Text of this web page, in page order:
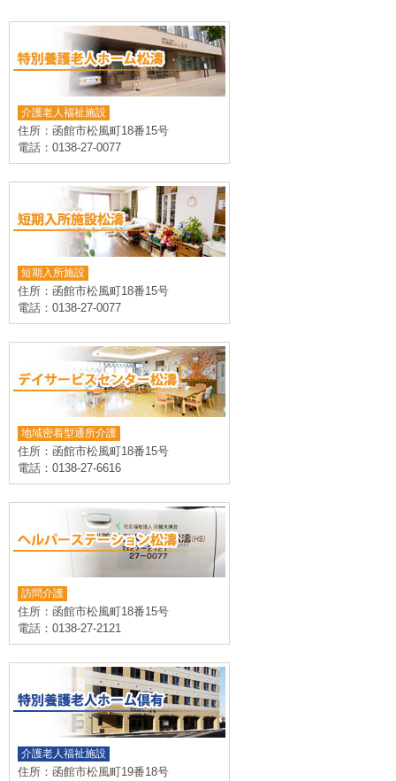
介護老人福祉施設
住所：函館市松風町18番15号
電話：0138-27-0077
短期入所施設
住所：函館市松風町18番15号
電話：0138-27-0077
地域密着型通所介護
住所：函館市松風町18番15号
電話：0138-27-6616
訪問介護
住所：函館市松風町18番15号
電話：0138-27-2121
介護老人福祉施設
住所：函館市松風町19番18号